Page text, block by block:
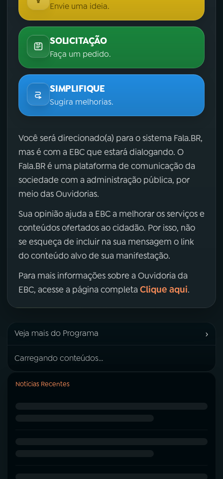
Envie uma ideia.
SOLICITAÇÃO
Faça um pedido.
SIMPLIFIQUE
Sugira melhorias.
Você será direcionado(a) para o sistema Fala.BR,
mas é com a EBC que estará dialogando. O
Fala.BR é uma plataforma de comunicação da
sociedade com a administração pública, por
meio das Ouvidorias.
Sua opinião ajuda a EBC a melhorar os serviços e
conteúdos ofertados ao cidadão. Por isso, não
se esqueça de incluir na sua mensagem o link
do conteúdo alvo de sua manifestação.
Para mais informações sobre a Ouvidoria da
EBC, acesse a página completa Clique aqui.
Veja mais do Programa ›
Carregando conteúdos...
Notícias Recentes